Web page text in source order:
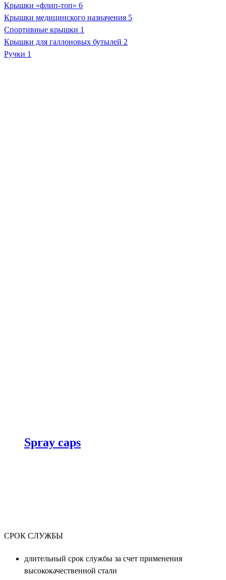
Крышки «флип-топ» 6
Крышки медицинского назначения 5
Спортивные крышки 1
Крышки для галлоновых бутылей 2
Ручки 1
Spray caps
СРОК СЛУЖБЫ
длительный срок службы за счет применения
высококачественной стали